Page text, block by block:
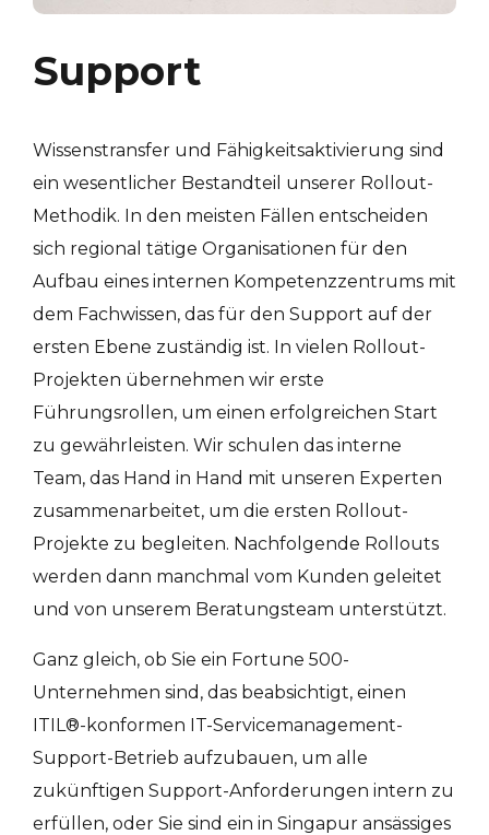
Support
Wissenstransfer und Fähigkeitsaktivierung sind
ein wesentlicher Bestandteil unserer Rollout-
Methodik. In den meisten Fällen entscheiden
sich regional tätige Organisationen für den
Aufbau eines internen Kompetenzzentrums mit
dem Fachwissen, das für den Support auf der
ersten Ebene zuständig ist. In vielen Rollout-
Projekten übernehmen wir erste
Führungsrollen, um einen erfolgreichen Start
zu gewährleisten. Wir schulen das interne
Team, das Hand in Hand mit unseren Experten
zusammenarbeitet, um die ersten Rollout-
Projekte zu begleiten. Nachfolgende Rollouts
werden dann manchmal vom Kunden geleitet
und von unserem Beratungsteam unterstützt.
Ganz gleich, ob Sie ein Fortune 500-
Unternehmen sind, das beabsichtigt, einen
ITIL®-konformen IT-Servicemanagement-
Support-Betrieb aufzubauen, um alle
zukünftigen Support-Anforderungen intern zu
erfüllen, oder Sie sind ein in Singapur ansässiges